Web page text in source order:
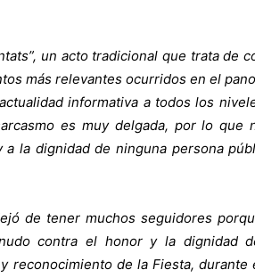
un acto tradicional que trata de
más relevantes ocurridos en el
informativa a todos los
es muy delgada, por lo que
la dignidad de ninguna persona
de tener muchos seguidores
contra el honor y la dignidad
reconocimiento de la Fiesta, durante